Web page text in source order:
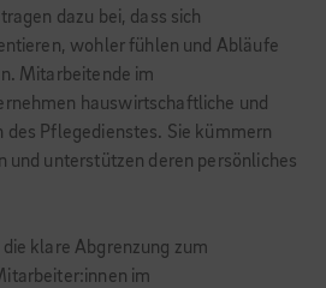
dazu bei, dass sich
wohler fühlen und Abläufe
Mitarbeitende im
hauswirtschaftliche und
Pflegedienstes. Sie kümmern
und unterstützen deren persönliches
klare Abgrenzung zum
im